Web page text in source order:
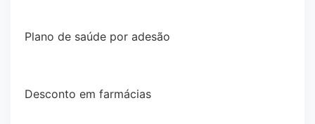
Plano de saúde por adesão
Desconto em farmácias